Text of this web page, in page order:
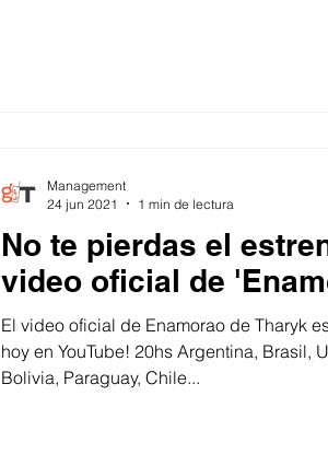
No te pierdas el
video oficial de
El video oficial de Enamorao de Tharyk
hoy en YouTube! 20hs Argentina, Brasil,
Bolivia, Paraguay, Chile...
Management
24 jun 2021
1 min de lectura